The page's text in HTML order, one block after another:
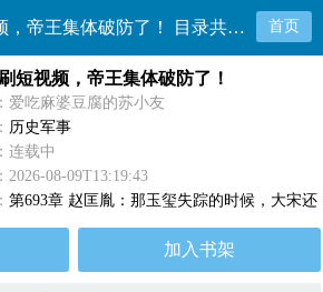
我，刷短视频，帝王集体破防了！ 目录共693章 首页
短视频，帝王集体破防了！
爱吃麻婆豆腐的苏小友
历史军事
连载中
2026-08-09T13:19:43
第693章 赵匡胤：那玉玺失踪的时候，大宋还
！！
加入书架